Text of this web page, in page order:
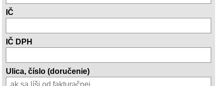
IČ
IČ DPH
Ulica, číslo (doručenie)